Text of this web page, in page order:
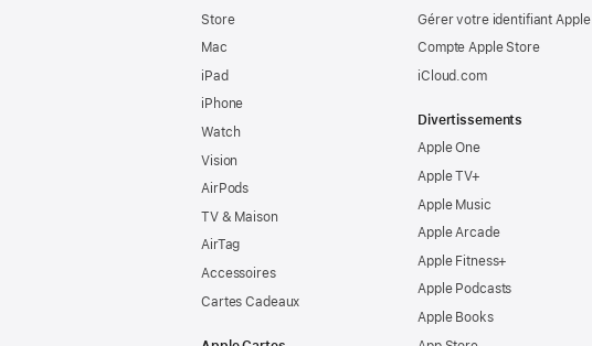
Store
Mac
iPad
iPhone
Watch
Vision
AirPods
TV & Maison
AirTag
Accessoires
Cartes Cadeaux
Gérer votre identifiant Apple
Compte Apple Store
iCloud.com
Divertissements
Apple One
Apple TV+
Apple Music
Apple Arcade
Apple Fitness+
Apple Podcasts
Apple Books